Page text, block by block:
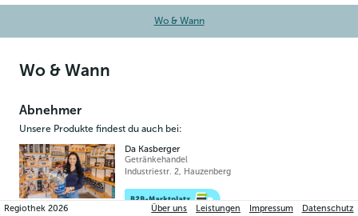
Wo & Wann
Wo & Wann
Abnehmer
Unsere Produkte findest du auch bei:
Da Kasberger
Getränkehandel
Industriestr. 2, Hauzenberg
Regiothek2026 Über uns Leistungen Impressum Datenschutz